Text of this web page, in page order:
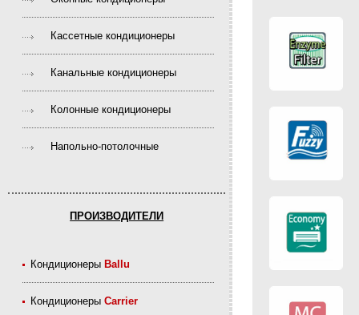
Кассетные кондиционеры
Канальные кондиционеры
Колонные кондиционеры
Напольно-потолочные
ПРОИЗВОДИТЕЛИ
Кондиционеры Ballu
КондиционерыCarrier